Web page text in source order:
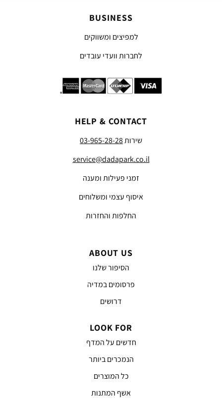
BUSINESS
למפיצים ומשווקים
לחברות וועדי עובדים
HELP & CONTACT
שירות03-965-28-28
service@dadapark.co.il
זמני פעילות ומענה
איסוף עצמי ומשלוחים
החלפות והחזרות
ABOUT US
הסיפור שלנו
פרסומים במדיה
דרושים
LOOK FOR
חדשים על המדף
הנמכרים ביותר
כל המוצרים
אשף המתנות